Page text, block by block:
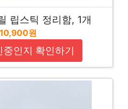
립스틱 정리함, 1개
10,900원
중인지 확인하기